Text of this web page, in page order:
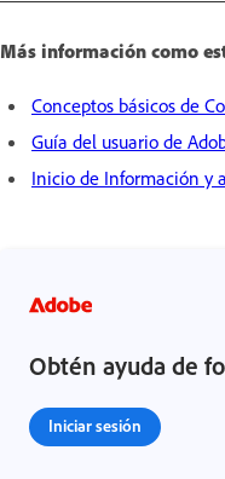
Más información como
Conceptos básicos de
Guía del usuario de
Inicio de Información y
Obtén ayuda de
Iniciar sesión